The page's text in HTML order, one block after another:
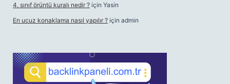
4. sınıf örüntü kuralı nedir ? için Yasin
En ucuz konaklama nasıl yapılır ? için admin